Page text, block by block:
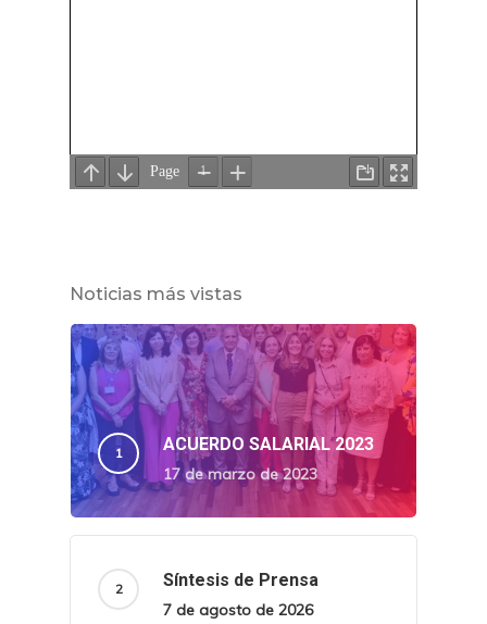
Noticias más vistas
ACUERDO SALARIAL 2023
17 de marzo de 2023
Síntesis de Prensa
7 de agosto de 2026